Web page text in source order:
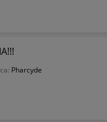
Pharcyde